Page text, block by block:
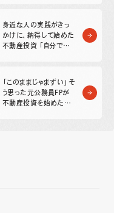
身近な人の実践がきっ
かけに、納得して始めた
不動産投資 「自分でも
「このままじゃまずい」そ
う思った元公務員FPが
不動産投資を始めた理